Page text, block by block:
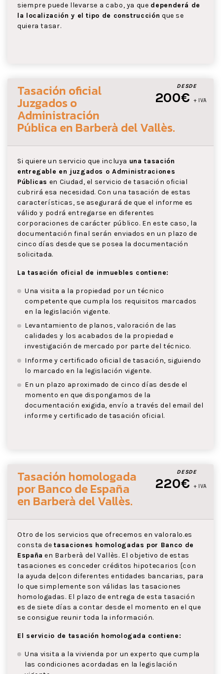
siempre puede llevarse a cabo, ya que dependerá de
la localización y el tipo de construcción que se
quiera tasar.
DESDE
200€ + IVA
Tasación oficial
Juzgados o
Administración
Pública en Barberà del Vallès.
Si quiere un servicio que incluya una tasación
entregable en juzgados o Administraciones
Públicas en Ciudad, el servicio de tasación oficial
cubrirá esa necesidad. Con una tasación de estas
características, se asegurará de que el informe es
válido y podrá entregarse en diferentes
corporaciones de carácter público. En este caso, la
documentación final serán enviados en un plazo de
cinco días desde que se posea la documentación
solicitada.
La tasación oficial de inmuebles contiene:
Una visita a la propiedad por un técnico
competente que cumpla los requisitos marcados
en la legislación vigente.
Levantamiento de planos, valoración de las
calidades y los acabados de la propiedad e
investigación de mercado por parte del técnico.
Informe y certificado oficial de tasación, siguiendo
lo marcado en la legislación vigente.
En un plazo aproximado de cinco días desde el
momento en que dispongamos de la
documentación exigida, envío a través del email del
informe y certificado de tasación oficial.
DESDE
220€ + IVA
Tasación homologada
por Banco de España
en Barberà del Vallès.
Otro de los servicios que ofrecemos en valoralo.es
consta detasaciones homologadas por Banco de
España en Barberà del Vallès. El objetivo de estas
tasaciones es conceder créditos hipotecarios {con
la ayuda de|con diferentes entidades bancarias, para
lo que simplemente son válidas las tasaciones
homologadas. El plazo de entrega de esta tasación
es de siete días a contar desde el momento en el que
se consigue reunir toda la información.
El servicio de tasación homologada contiene:
Una visita a la vivienda por un experto que cumpla
las condiciones acordadas en la legislación